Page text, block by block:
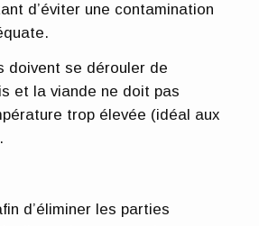
d’éviter une contamination
doivent se dérouler de
et la viande ne doit pas
trop élevée (idéal aux
d’éliminer les parties